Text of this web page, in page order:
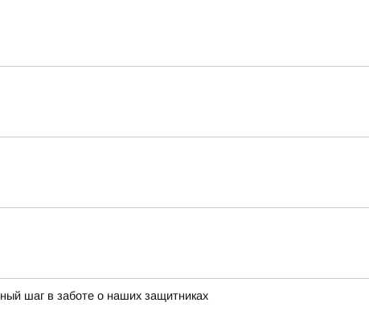
шаг в заботе о наших защитниках